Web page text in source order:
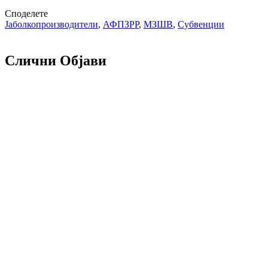
Споделете
Јаболкопроизводители, АФПЗРР, МЗШВ, Субвенции
Слични Објави